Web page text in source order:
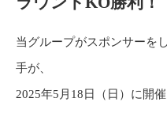
当グループがスポンサーを
手が、
2025年5月18日（日）に開